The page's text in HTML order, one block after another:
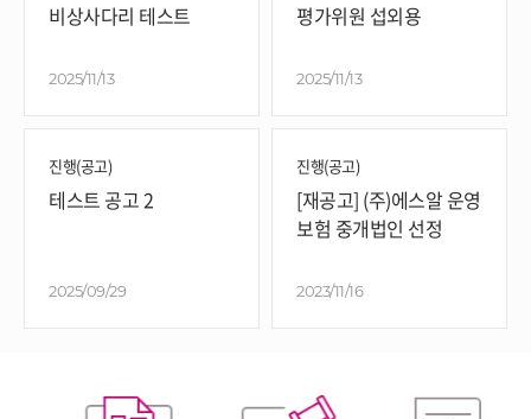
비상사다리 테스트
2025/11/13
평가위원 섭외용
2025/11/13
진행(공고)
테스트 공고 2
2025/09/29
진행(공고)
[재공고] (주)에스알 운영
보험 중개법인 선정
2023/11/16